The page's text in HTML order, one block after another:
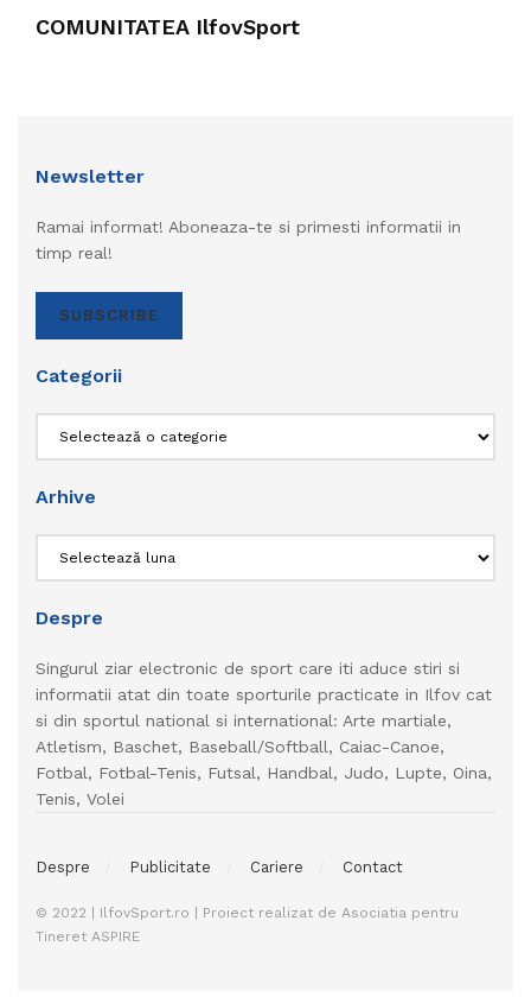
COMUNITATEA IlfovSport
Newsletter
Ramai informat! Aboneaza-te si primesti informatii in
timp real!
SUBSCRIBE
Categorii
Arhive
Despre
Singurul ziar electronic de sport care iti aduce stiri si
informatii atat din toate sporturile practicate in Ilfov cat
si din sportul national si international: Arte martiale,
Atletism, Baschet, Baseball/Softball, Caiac-Canoe,
Fotbal, Fotbal-Tenis, Futsal, Handbal, Judo, Lupte, Oina,
Tenis, Volei
Despre Publicitate Cariere Contact
© 2022 | IlfovSport.ro | Proiect realizat de Asociatia pentru
Tineret ASPIRE